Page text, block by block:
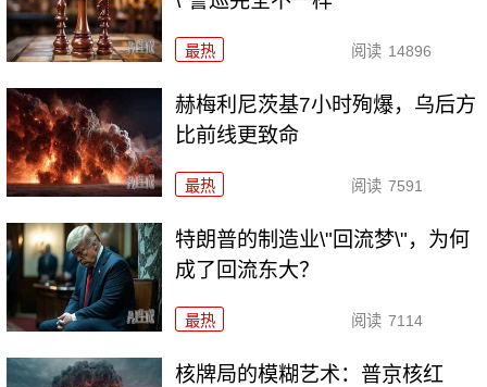
最热 阅读 14896
赫梅利尼茨基7小时殉爆，乌后方
比前线更致命
最热 阅读 7591
特朗普的制造业\"回流梦\"，为何
成了回流东大？
最热 阅读 7114
核牌局的模糊艺术：普京核红